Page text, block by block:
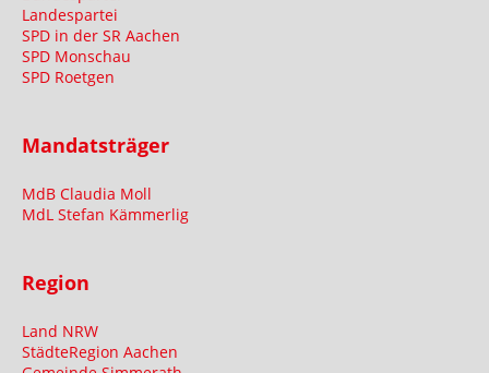
Landespartei
SPD in der SR Aachen
SPD Monschau
SPD Roetgen
Mandatsträger
MdB Claudia Moll
MdL Stefan Kämmerlig
Region
Land NRW
StädteRegion Aachen